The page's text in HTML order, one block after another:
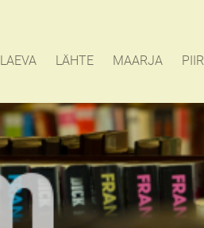
LAEVA LÄHTE MAARJA